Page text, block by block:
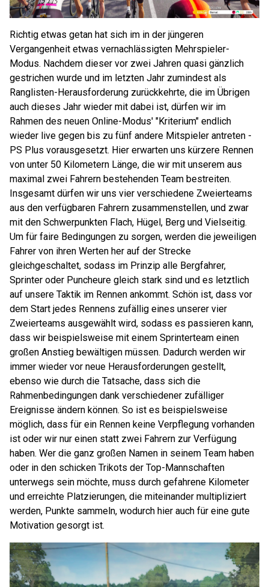
Richtig etwas getan hat sich im in der jüngeren
Vergangenheit etwas vernachlässigten Mehrspieler-
Modus. Nachdem dieser vor zwei Jahren quasi gänzlich
gestrichen wurde und im letzten Jahr zumindest als
Ranglisten-Herausforderung zurückkehrte, die im Übrigen
auch dieses Jahr wieder mit dabei ist, dürfen wir im
Rahmen des neuen Online-Modus' "Kriterium" endlich
wieder live gegen bis zu fünf andere Mitspieler antreten -
PS Plus vorausgesetzt. Hier erwarten uns kürzere Rennen
von unter 50 Kilometern Länge, die wir mit unserem aus
maximal zwei Fahrern bestehenden Team bestreiten.
Insgesamt dürfen wir uns vier verschiedene Zweierteams
aus den verfügbaren Fahrern zusammenstellen, und zwar
mit den Schwerpunkten Flach, Hügel, Berg und Vielseitig.
Um für faire Bedingungen zu sorgen, werden die jeweiligen
Fahrer von ihren Werten her auf der Strecke
gleichgeschaltet, sodass im Prinzip alle Bergfahrer,
Sprinter oder Puncheure gleich stark sind und es letztlich
auf unsere Taktik im Rennen ankommt. Schön ist, dass vor
dem Start jedes Rennens zufällig eines unserer vier
Zweierteams ausgewählt wird, sodass es passieren kann,
dass wir beispielsweise mit einem Sprinterteam einen
großen Anstieg bewältigen müssen. Dadurch werden wir
immer wieder vor neue Herausforderungen gestellt,
ebenso wie durch die Tatsache, dass sich die
Rahmenbedingungen dank verschiedener zufälliger
Ereignisse ändern können. So ist es beispielsweise
möglich, dass für ein Rennen keine Verpflegung vorhanden
ist oder wir nur einen statt zwei Fahrern zur Verfügung
haben. Wer die ganz großen Namen in seinem Team haben
oder in den schicken Trikots der Top-Mannschaften
unterwegs sein möchte, muss durch gefahrene Kilometer
und erreichte Platzierungen, die miteinander multipliziert
werden, Punkte sammeln, wodurch hier auch für eine gute
Motivation gesorgt ist.